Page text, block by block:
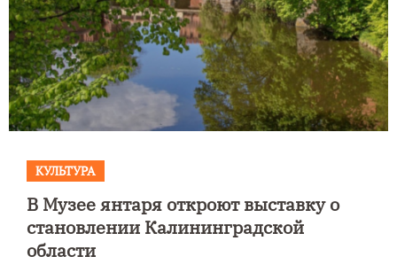
КУЛЬТУРА
В Музее янтаря откроют выставку о
становлении Калининградской
области